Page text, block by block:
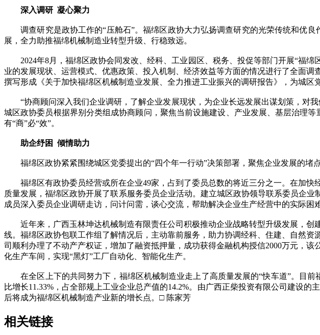
深入调研 凝心聚力
调查研究是政协工作的“压舱石”。福绵区政协大力弘扬调查研究的光荣传统和优良
展，全力助推福绵机械制造业转型升级、行稳致远。
2024年8月，福绵区政协会同发改、经科、工业园区、税务、投促等部门开展“福绵
业的发展现状、运营模式、优惠政策、投入机制、经济效益等方面的情况进行了全面
撰写形成《关于加快福绵区机械制造业发展、全力推进工业振兴的调研报告》，为城
“协商顾问深入我们企业调研，了解企业发展现状，为企业长远发展出谋划策，对
城区政协委员根据界别分类组成协商顾问，聚焦当前设施建设、产业发展、基层治理等
有“商”必“效”。
助企纾困 倾情助力
福绵区政协紧紧围绕城区党委提出的“四个年一行动”决策部署，聚焦企业发展的堵
福绵区有政协委员经营或所在企业49家，占到了委员总数的将近三分之一。在加快
质量发展，福绵区政协开展了联系服务委员企业活动。建立城区政协领导联系委员企
成员深入委员企业调研走访，问计问需，谈心交流，帮助解决企业生产经营中的实际困
近年来，广西玉林坤达机械制造有限责任公司积极推动企业战略转型升级发展，创
线。福绵区政协包联工作组了解情况后，主动靠前服务，助力协调经科、住建、自然
司顺利办理了不动产产权证，增加了融资抵押量，成功获得金融机构授信2000万元，
化生产车间，实现“黑灯”工厂自动化、智能化生产。
在全区上下的共同努力下，福绵区机械制造业走上了高质量发展的“快车道”。目前
比增长11.33%，占全部规上工业企业总产值的14.2%。由广西正柴投资有限公司建设
后将成为福绵区机械制造产业新的增长点。□ 陈家芳
相关链接